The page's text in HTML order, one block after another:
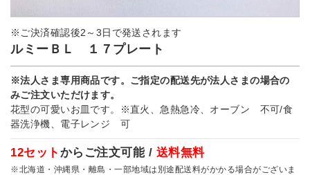
※ご決済確認後2～3日で発送されます
ルミーＢＬ １７プレート
※法人さま専用商品です。ご指定の配送先が法人さまの場合の
みご注文いただけます。
花型の可愛いお皿です。※直火、急熱急冷、オーブン 不可/食
器洗浄機、電子レンジ 可
12セット からご注文可能 / 送料無料
※北海道・沖縄県・離島・一部地域は別途配送料がかかる場合がございま